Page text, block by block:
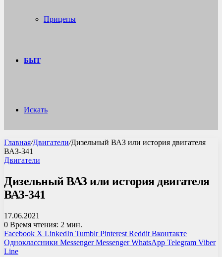
Прицепы
БЫТ
Искать
Главная/Двигатели/Дизельный ВАЗ или история двигателя
ВАЗ-341
Двигатели
Дизельный ВАЗ или история двигателя
ВАЗ-341
17.06.2021
0 Время чтения: 2 мин.
Facebook X LinkedIn Tumblr Pinterest Reddit Вконтакте
Одноклассники Messenger Messenger WhatsApp Telegram Viber
Line